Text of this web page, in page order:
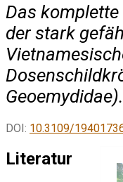
Das
der stark
Geoemydidae).
DOI: 10.3109/
Literatur